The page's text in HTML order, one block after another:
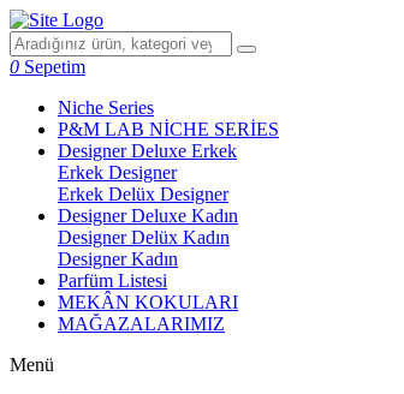
0 Sepetim
Niche Series
P&M LAB NİCHE SERİES
Designer Deluxe Erkek
Erkek Designer
Erkek Delüx Designer
Designer Deluxe Kadın
Designer Delüx Kadın
Designer Kadın
Parfüm Listesi
MEKÂN KOKULARI
MAĞAZALARIMIZ
Menü